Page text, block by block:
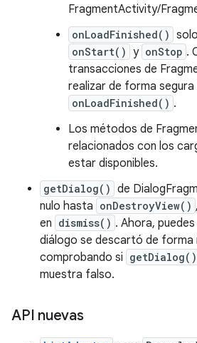
FragmentActivity/
onLoadFinished()
onStart() y onStop .
transacciones de
realizar de forma segura
onLoadFinished() .
Los métodos de
relacionados con los
estar disponibles.
getDialog() de
nulo hasta onDestroyView()
en dismiss() . Ahora,
diálogo se descartó de forma
comprobando si
muestra falso.
API nuevas